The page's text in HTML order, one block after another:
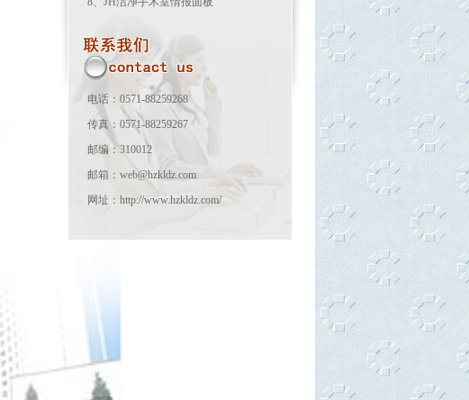
电话：0571-88259268
传真：0571-88259267
邮编：310012
邮箱：web@hzkldz.com
网址：http://www.hzkldz.com/